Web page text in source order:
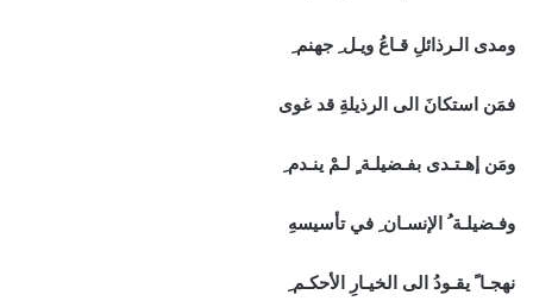
ومدى الـرذائلِ قـاعُ ويـل ِ جهنم ِ
فمَن استكانَ الى الرذيلةِ قد غوى
ومَن إهـتـدى بفـضيلـة ٍ لـمْ ينـدم ِ
وفـضيلـة ُ الإنسـان ِ في تأسيسهِ
نهجـا ً يقـودُ الى الخيـارِ الأحكـم ِ